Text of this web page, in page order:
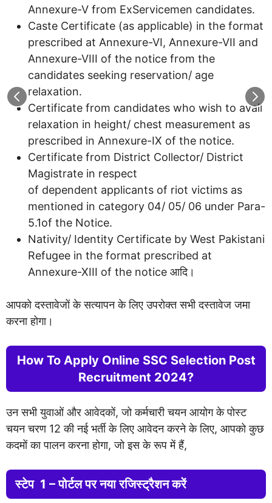
Annexure-V from ExServicemen candidates.
Caste Certificate (as applicable) in the format
prescribed at Annexure-VI, Annexure-VII and
Annexure-VIII of the notice from the
candidates seeking reservation/ age
relaxation.
Certificate from candidates who wish to avail
relaxation in height/ chest measurement as
prescribed in Annexure-IX of the notice.
Certificate from District Collector/ District
Magistrate in respect
of dependent applicants of riot victims as
mentioned in category 04/ 05/ 06 under Para-
5.1of the Notice.
Nativity/ Identity Certificate by West Pakistani
Refugee in the format prescribed at
Annexure-XIII of the notice आदि।
आपको दस्तावेजों के सत्यापन के लिए उपरोक्त सभी दस्तावेज जमा
करना होगा।
How To Apply Online SSC Selection Post
Recruitment 2024?
उन सभी युवाओं और आवेदकों, जो कर्मचारी चयन आयोग के पोस्ट
चयन चरण 12 की नई भर्ती के लिए आवेदन करने के लिए, आपको कुछ
कदमों का पालन करना होगा, जो इस के रूप में हैं,
स्टेप 1 – पोर्टल पर नया रजिस्ट्रैशन करें